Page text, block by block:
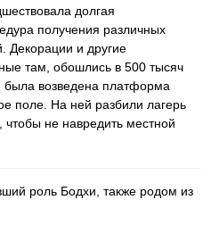
долгая
получения различных
Декорации и другие
там, обошлись в 500 тысяч
была возведена платформа
поле. На ней разбили лагерь
не навредить местной
роль Бодхи, также родом из